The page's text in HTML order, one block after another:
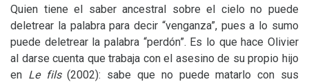
Quien tiene el saber ancestral sobre el cielo no puede
deletrear la palabra para decir “venganza”, pues a lo sumo
puede deletrear la palabra “perdón”. Es lo que hace Olivier
al darse cuenta que trabaja con el asesino de su propio hijo
en Le fils(2002): sabe que no puede matarlo con sus